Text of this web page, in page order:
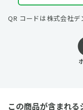
QR コードは株式会社デ
この商品が含まれる